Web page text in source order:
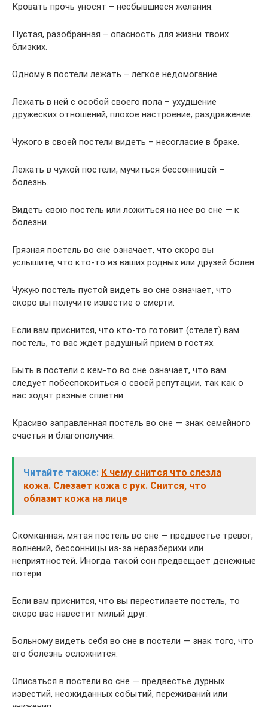
Кровать прочь уносят – несбывшиеся желания.
Пустая, разобранная – опасность для жизни твоих
близких.
Одному в постели лежать – лёгкое недомогание.
Лежать в ней с особой своего пола – ухудшение
дружеских отношений, плохое настроение, раздражение.
Чужого в своей постели видеть – несогласие в браке.
Лежать в чужой постели, мучиться бессонницей –
болезнь.
Видеть свою постель или ложиться на нее во сне — к
болезни.
Грязная постель во сне означает, что скоро вы
услышите, что кто-то из ваших родных или друзей болен.
Чужую постель пустой видеть во сне означает, что
скоро вы получите известие о смерти.
Если вам приснится, что кто-то готовит (стелет) вам
постель, то вас ждет радушный прием в гостях.
Быть в постели с кем-то во сне означает, что вам
следует побеспокоиться о своей репутации, так как о
вас ходят разные сплетни.
Красиво заправленная постель во сне — знак семейного
счастья и благополучия.
Читайте также: К чему снится что слезла
кожа. Слезает кожа с рук. Снится, что
облазит кожа на лице
Скомканная, мятая постель во сне — предвестье тревог,
волнений, бессонницы из-за неразберихи или
неприятностей. Иногда такой сон предвещает денежные
потери.
Если вам приснится, что вы перестилаете постель, то
скоро вас навестит милый друг.
Больному видеть себя во сне в постели — знак того, что
его болезнь осложнится.
Описаться в постели во сне — предвестье дурных
известий, неожиданных событий, переживаний или